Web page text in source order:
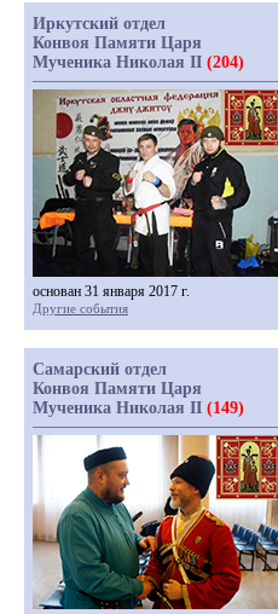
Иркутский отдел
Конвоя Памяти Царя
Мученика Николая II (204)
основан 31 января 2017 г.
Другие события
Самарский отдел
Конвоя Памяти Царя
Мученика Николая II (149)